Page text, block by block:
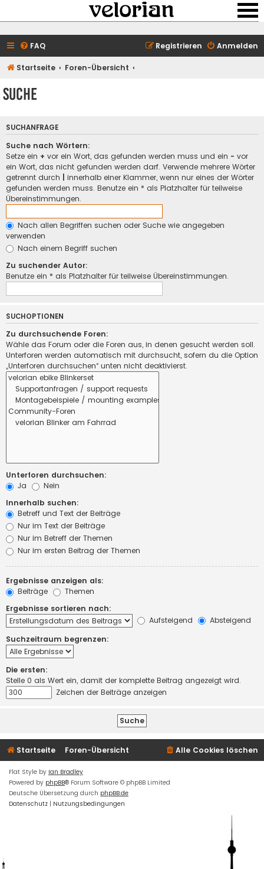
FAQ Anmelden
Registrieren
Startseite Foren-Übersicht
Suche
SUCHANFRAGE
Suche nach Wörtern:
Setze ein + vor ein Wort, das gefunden werden muss und ein - vor
ein Wort, das nicht gefunden werden darf. Verwende mehrere Wörter
getrennt durch
innerhalb einer Klammer, wenn nur eines der Wörter
gefunden werden muss. Benutze ein * als Platzhalter für teilweise
Übereinstimmungen.
Nach allen Begriffen suchen oder Suche wie angegeben
verwenden
Nach einem Begriff suchen
Zu suchender Autor:
Benutze ein * als Platzhalter für teilweise Übereinstimmungen.
SUCHOPTIONEN
Zu durchsuchende Foren:
Wähle das Forum oder die Foren aus, in denen gesucht werden soll.
Unterforen werden automatisch mit durchsucht, sofern du die Option
„Unterforen durchsuchen“ unten nicht deaktivierst.
Unterforen durchsuchen:
Ja
Nein
Innerhalb suchen:
Betreff und Text der Beiträge
Nur im Text der Beiträge
Nur im Betreff der Themen
Nur im ersten Beitrag der Themen
Ergebnisse anzeigen als:
Beiträge
Themen
Ergebnisse sortieren nach:
Aufsteigend
Absteigend
Suchzeitraum begrenzen:
Die ersten:
Stelle 0 als Wert ein, damit der komplette Beitrag angezeigt wird.
Zeichen der Beiträge anzeigen
Startseite Foren-Übersicht Alle Cookies löschen
Flat Style by Ian Bradley
Powered by phpBB® Forum Software © phpBB Limited
Deutsche Übersetzung durch phpBB.de
Datenschutz | Nutzungsbedingungen